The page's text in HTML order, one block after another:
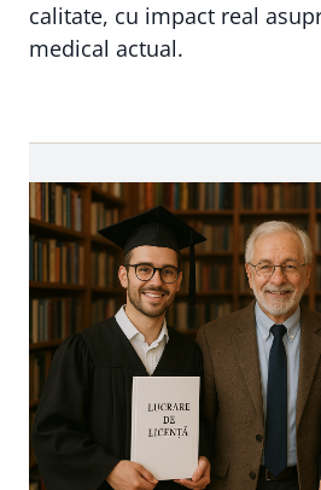
calitate, cu impact real
medical actual.